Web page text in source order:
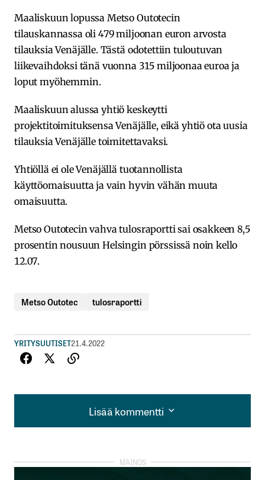
Maaliskuun lopussa Metso Outotecin
tilauskannassa oli 479 miljoonan euron arvosta
tilauksia Venäjälle. Tästä odotettiin tuloutuvan
liikevaihdoksi tänä vuonna 315 miljoonaa euroa ja
loput myöhemmin.
Maaliskuun alussa yhtiö keskeytti
projektitoimituksensa Venäjälle, eikä yhtiö ota uusia
tilauksia Venäjälle toimitettavaksi.
Yhtiöllä ei ole Venäjällä tuotannollista
käyttöomaisuutta ja vain hyvin vähän muuta
omaisuutta.
Metso Outotecin vahva tulosraportti sai osakkeen 8,5
prosentin nousuun Helsingin pörssissä noin kello
12.07.
Metso Outotec tulosraportti
YRITYSUUTISET21.4.2022
Lisää kommentti
Lisää kommentti
kirjautua